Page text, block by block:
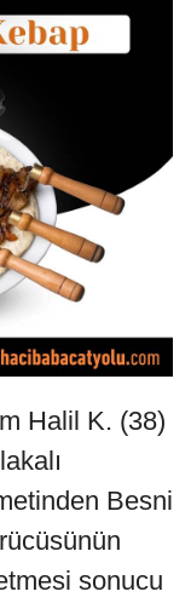
Halil K. (38)
Besni
sonucu